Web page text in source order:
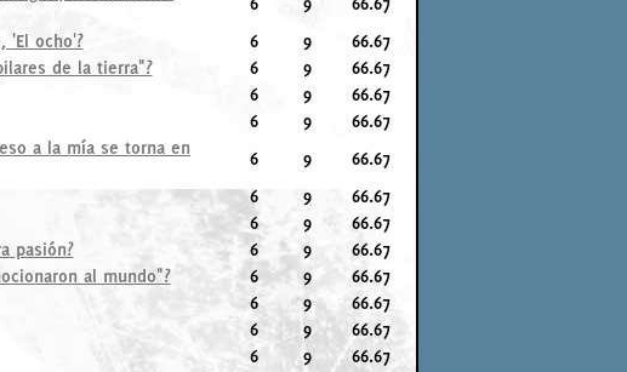
'El ocho'? 6 9
66.67
de la tierra"? 6 9
66.67
6 9
66.67
6 9
66.67
a la mía se torna en
6 9
66.67
6 9
66.67
6 9
66.67
pasión? 6 9
66.67
al mundo"? 6 9
66.67
6 9
66.67
6 9
66.67
6 9
66.67